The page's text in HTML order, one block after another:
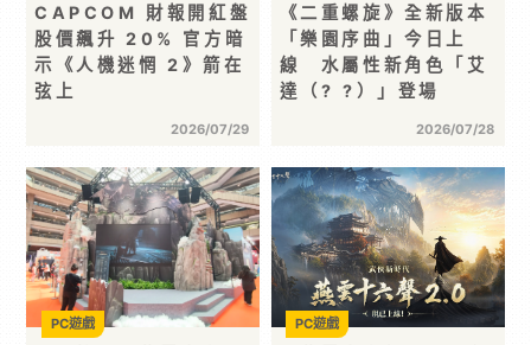
CAPCOM 財報開紅盤
股價飆升 20% 官方暗
示《人機迷惘 2》箭在
弦上
2026/07/29
《二重螺旋》全新版本
「樂園序曲」今日上
線 水屬性新角色「艾
達（? ?）」登場
2026/07/28
PC遊戲 PC遊戲